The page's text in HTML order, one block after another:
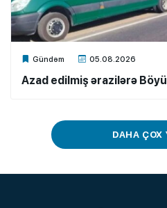
Gündəm 05.08.2026
Xalq.Online
Azad edilmiş ərazilərə
DAHA ÇOX